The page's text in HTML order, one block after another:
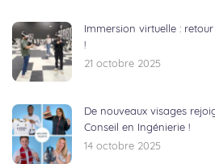
Immersion virtuelle :
!
21 octobre 2025
De nouveaux visages
Conseil en Ingénierie !
14 octobre 2025